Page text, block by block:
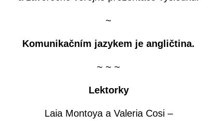
~
Komunikačním jazykem je angličtina.
~ ~ ~
Lektorky
Laia Montoya a Valeria Cosi –